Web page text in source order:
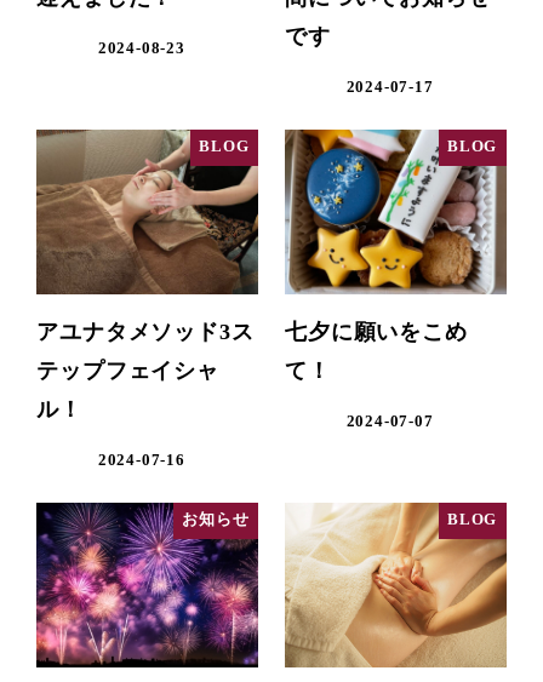
2024-08-23
です
2024-07-17
BLOG
アユナタメソッド3ス
テップフェイシャ
ル！
2024-07-16
BLOG
七夕に願いをこめ
て！
2024-07-07
お知らせ BLOG